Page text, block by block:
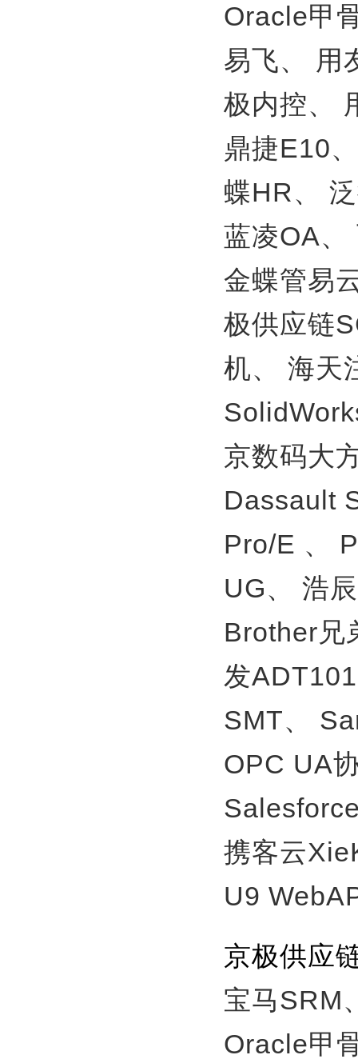
Oracle甲
易飞、
用
极内控、
鼎捷E10、
蝶HR、
蓝凌OA、
金蝶管易
极供应链
机、
海天
京数码大
Dassault
Pro/E 、
UG、
浩
Brother兄
发
SMT、
OPC UA
携客云
U9
京极供应
宝马SRM
Oracle甲